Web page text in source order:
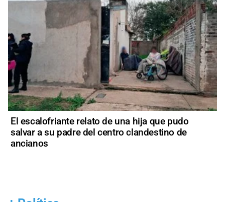
El escalofriante relato de una hija que pudo
salvar a su padre del centro clandestino de
ancianos